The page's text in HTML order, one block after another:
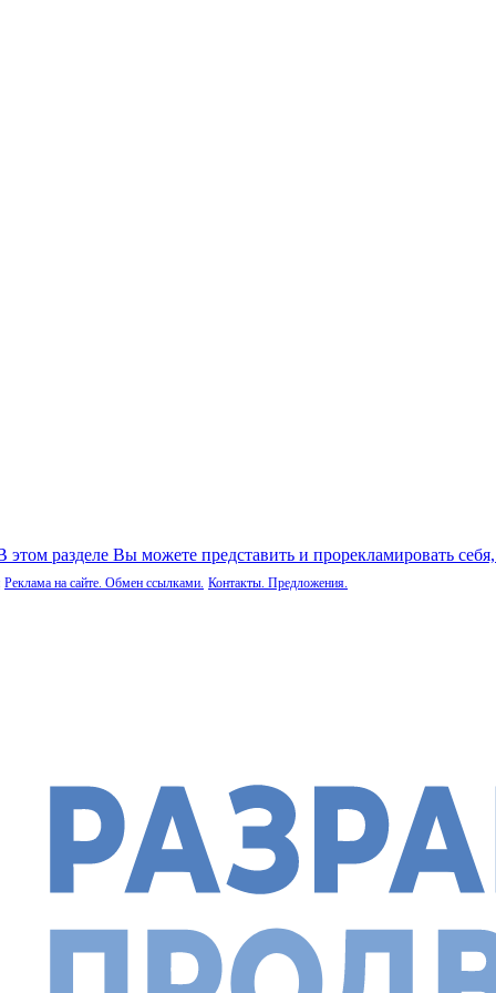
этом разделе Вы можете представить и прорекламировать
Реклама на сайте. Обмен ссылками. Контакты. Предложения.